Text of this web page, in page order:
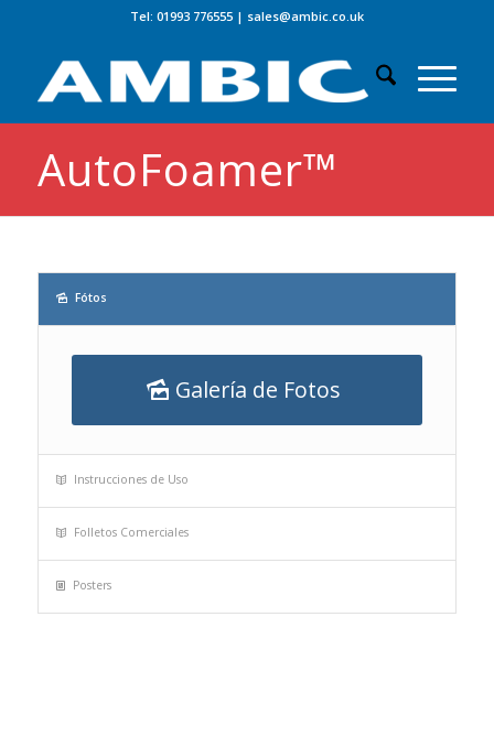
Tel: 01993 776555| sales@ambic.co.uk
AutoFoamer™
Fótos
Galería de Fotos
Instrucciones de Uso
Folletos Comerciales
Posters